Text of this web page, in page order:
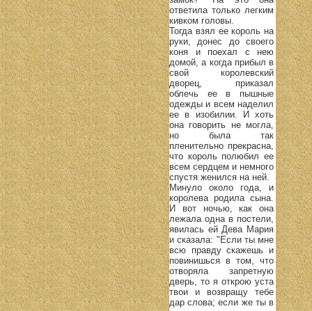
ответила только легким
кивком головы.
Тогда взял ее король на
руки, донес до своего
коня и поехал с нею
домой, а когда прибыл в
свой королевский
дворец, приказал
облечь ее в пышные
одежды и всем наделил
ее в изобилии. И хоть
она говорить не могла,
но была так
пленительно прекрасна,
что король полюбил ее
всем сердцем и немного
спустя женился на ней.
Минуло около года, и
королева родила сына.
И вот ночью, как она
лежала одна в постели,
явилась ей Дева Мария
и сказала: "Если ты мне
всю правду скажешь и
повинишься в том, что
отворяла запретную
дверь, то я открою уста
твои и возвращу тебе
дар слова; если же ты в